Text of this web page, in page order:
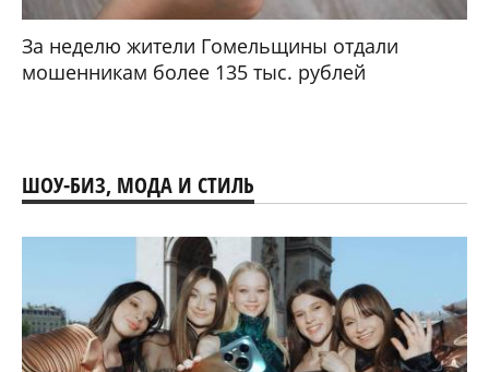
За неделю жители Гомельщины отдали
мошенникам более 135 тыс. рублей
ШОУ-БИЗ, МОДА И СТИЛЬ